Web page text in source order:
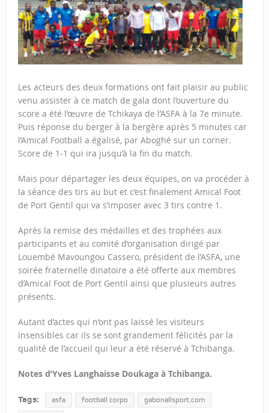
Les acteurs des deux formations ont fait plaisir au public
venu assister à ce match de gala dont l’ouverture du
score a été l’œuvre de Tchikaya de l’ASFA à la 7e minute.
Puis réponse du berger à la bergère après 5 minutes car
l’Amical Football a égalisé, par Aboghé sur un corner.
Score de 1-1 qui ira jusqu’à la fin du match.
Mais pour départager les deux équipes, on va procéder à
la séance des tirs au but et c’est finalement Amical Foot
de Port Gentil qui va s’imposer avec 3 tirs contre 1.
Après la remise des médailles et des trophées aux
participants et au comité d’organisation dirigé par
Louembé Mavoungou Cassero, président de l’ASFA, une
soirée fraternelle dinatoire a été offerte aux membres
d’Amical Foot de Port Gentil ainsi que plusieurs autres
présents.
Autant d’actes qui n’ont pas laissé les visiteurs
insensibles car ils se sont grandement félicités par la
qualité de l’accueil qui leur a été réservé à Tchibanga.
Notes d’Yves Langhaisse Doukaga à Tchibanga.
Tags: asfa football corpo gabonallsport.com